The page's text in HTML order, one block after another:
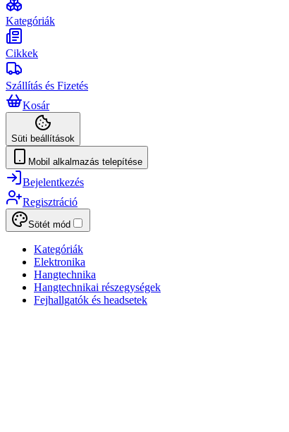
Kategóriák
Cikkek
Szállítás és Fizetés
Kosár
Süti beállítások
Mobil alkalmazás telepítése
Bejelentkezés
Regisztráció
Sötét mód
Kategóriák
Elektronika
Hangtechnika
Hangtechnikai részegységek
Fejhallgatók és headsetek